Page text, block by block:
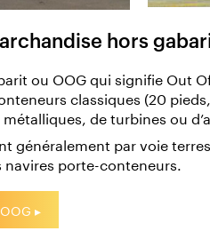
hors
ou OOG qui signifie Out
classiques (20
de turbines ou
généralement par voie
navires porte-conteneurs.
▸